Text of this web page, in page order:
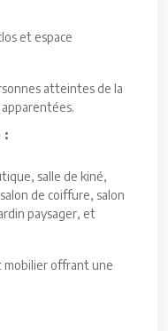
et espace
atteintes de la
:
salle de kiné,
de coiffure, salon
paysager, et
mobilier offrant une